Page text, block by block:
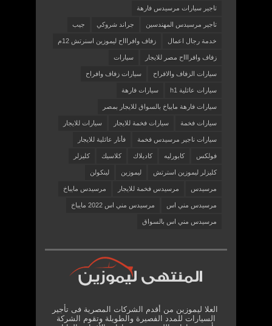
تاجير سيارات مرسيدس فارهة
تاجير مرسيدس المهندسين جراند شروكي جيب
خدمة رجال اعمال زفاف وافراااح ليموزين اسنرتش 12م
زفاف وافراااح مصر للايجار سيارات
سيارات الزفاف والافراح سيارات زفاف وافراح
سيارات عائلية h1 سيارات فارهة
سيارات فارهة مايباخ بالسواق للايجار بمصر
سيارات فخمة سيارات فخمة للايجار سيارات للايجار
سيارات ناجير مرسيدس فخمة فأنار عائلية للايجار
فولكس كابورليه كاديلاك كلاسيك كليزلر
كليزلر ليموزين استرتش ليموزين لينكولن
مرسيدس مرسيدس فخمة للايجار مرسيدس مايباخ
مرسيدس مني اس مرسيدس مني اس 2022 مايباخ
مرسيدس مني اس بالسواق
العلا ليموزين من أقدم الشركات المصرية فى تأجير
السيارات للمدد الفصيرة والطويلة وتقوم الشركة